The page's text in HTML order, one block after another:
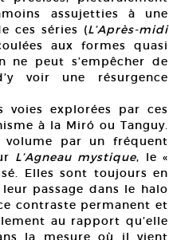
assujetties à une
ces séries (L’Après-midi
aux formes quasi
ne peut s’empêcher de
voir une résurgence
voies explorées par ces
à la Miró ou Tanguy.
par un fréquent
L’Agneau mystique, le «
Elles sont toujours en
passage dans le halo
contraste permanent et
au rapport qu’elle
la mesure où il vient